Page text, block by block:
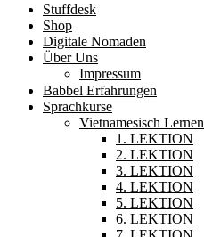
Stuffdesk
Shop
Digitale Nomaden
Über Uns
Impressum
Babbel Erfahrungen
Sprachkurse
Vietnamesisch Lernen
1. LEKTION
2. LEKTION
3. LEKTION
4. LEKTION
5. LEKTION
6. LEKTION